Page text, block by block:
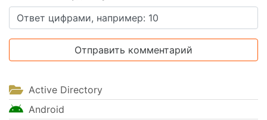
Active Directory
Android